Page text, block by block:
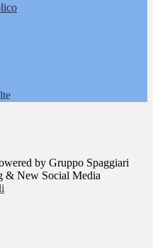
by Gruppo Spaggiari
& New Social Media